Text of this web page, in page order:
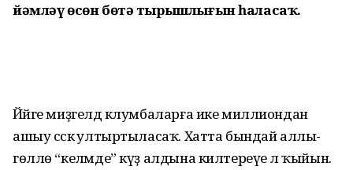
йәмләү өсөн бөтә тырышлығын һаласаҡ.
Йәйге миҙгелдә клумбаларға ике миллиондан
ашыу сәскә ултыртыласаҡ. Хатта бындай аллы-
гөллө “келәмде” күҙ алдына килтереүе лә ҡыйын.